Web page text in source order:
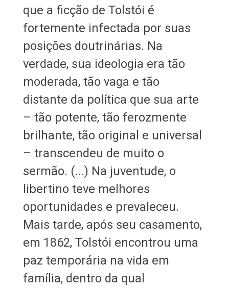
que a ficção de Tolstói é
fortemente infectada por suas
posições doutrinárias. Na
verdade, sua ideologia era tão
moderada, tão vaga e tão
distante da política que sua arte
– tão potente, tão ferozmente
brilhante, tão original e universal
– transcendeu de muito o
sermão. (...) Na juventude, o
libertino teve melhores
oportunidades e prevaleceu.
Mais tarde, após seu casamento,
em 1862, Tolstói encontrou uma
paz temporária na vida em
família, dentro da qual